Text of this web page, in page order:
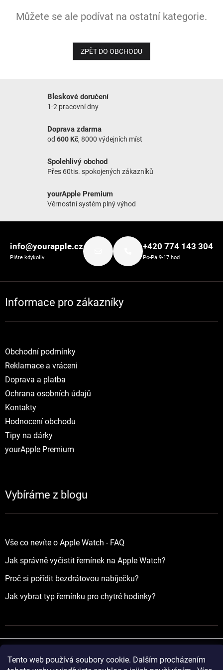
Tento web používá soubory cookie. Dalším procházením
NOVINKY
Můžete se ale podívat na ostatní kategorie.
ZPĚT DO OBCHODU
Bleskové doručení
1-2 pracovní dny
Doprava zdarma
od 600 Kč, 8000 výdejních míst
Spolehlivý obchod
Přes 60tis. spokojených zákazníků
yourApple Premium
Věrnostní systém plný výhod
info@yourapple.cz
Pište kdykoliv
+420 774 143 304
Po-Pá 9-17 hod
Informace pro zákazníky
Obchodní podmínky
Reklamace a vráceni
Doprava a platba
Ochrana osobních údajů
Kontakty
Hodnocení obchodu
Tipy na dárky
yourApple Premium
Vybíráme z blogu
Vše co nevíte o Apple Watch - FAQ
Jak správně vyčistit řemínek na Apple Watch?
Proč si pořídit bezdrátovou nabíječku?
Jak vybrat typ řemínku pro chytré hodinky?
Vytvořil Shoptet